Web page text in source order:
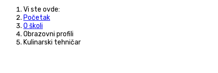
Vi ste ovde:
Početak
O školi
Obrazovni profili
Kulinarski tehničar